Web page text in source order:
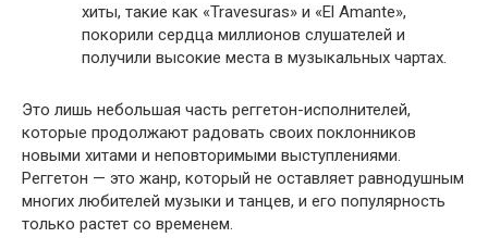
хиты, такие как «Travesuras» и «El Amante»,
покорили сердца миллионов слушателей и
получили высокие места в музыкальных чартах.
Это лишь небольшая часть реггетон-исполнителей,
которые продолжают радовать своих поклонников
новыми хитами и неповторимыми выступлениями.
Реггетон — это жанр, который не оставляет равнодушным
многих любителей музыки и танцев, и его популярность
только растет со временем.